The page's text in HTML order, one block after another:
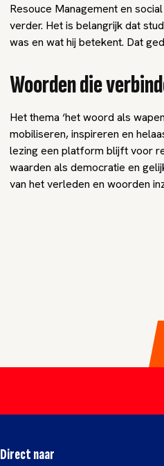
Resouce Management en
verder. Het is belangrijk dat
was en wat hij betekent. Dat
Woorden die
Het thema ‘het woord als
mobiliseren, inspireren en
lezing een platform blijft voor
waarden als democratie en
van het verleden en woorden
Direct naar